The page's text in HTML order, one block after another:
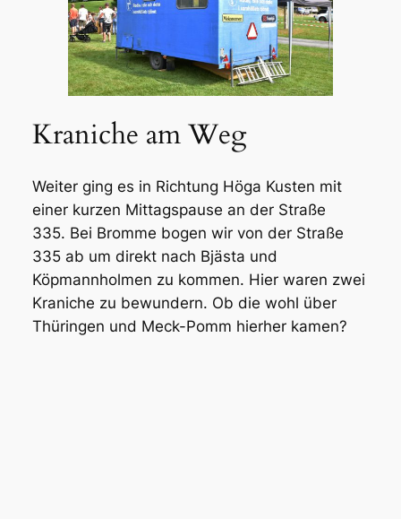
Kraniche am Weg
Weiter ging es in Richtung Höga Kusten mit
einer kurzen Mittagspause an der Straße
335. Bei Bromme bogen wir von der Straße
335 ab um direkt nach Bjästa und
Köpmannholmen zu kommen. Hier waren zwei
Kraniche zu bewundern. Ob die wohl über
Thüringen und Meck-Pomm hierher kamen?